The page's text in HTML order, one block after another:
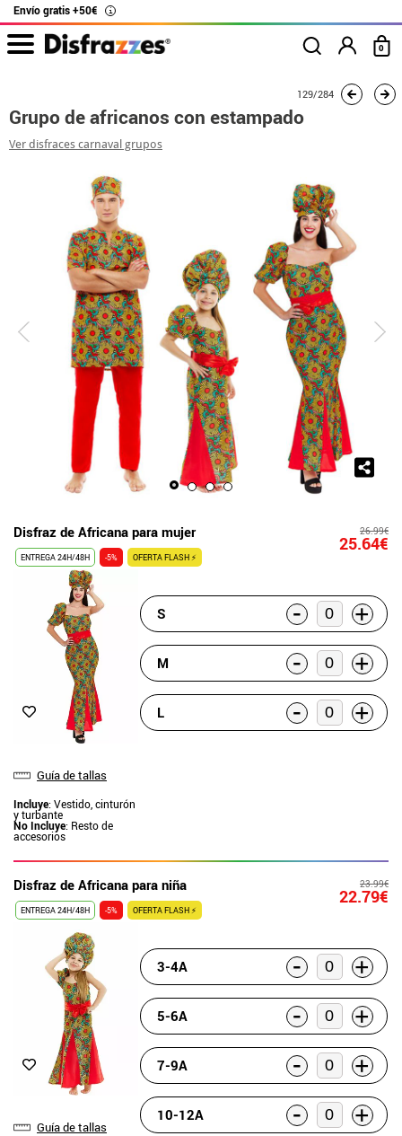
Envío gratis +50€ i
0
Grupo de africanos con estampado
129/284
Grupo de africanos con estampado
Ver disfraces carnaval grupos
Disfraz de Africana para mujer 26.99€
25.64€
ENTREGA 24H/48H -5% OFERTA FLASH ⚡
Guía de tallas
Incluye: Vestido, cinturón
y turbante
No Incluye: Resto de
accesorios
S - +
M - +
L - +
Disfraz de Africana para niña 23.99€
22.79€
ENTREGA 24H/48H -5% OFERTA FLASH ⚡
Guía de tallas
3-4A - +
5-6A - +
7-9A - +
10-12A - +